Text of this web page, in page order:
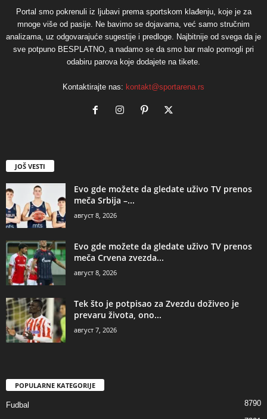
Portal smo pokrenuli iz ljubavi prema sportskom klađenju, koje je za
mnoge više od pasije. Ne bavimo se dojavama, već samo stručnim
analizama, uz odgovarajuće sugestije i predloge. Najbitnije od svega da je
sve potpuno BESPLATNO, a nadamo se da smo bar malo pomogli pri
odabiru parova koje dodajete na tikete.
Kontaktirajte nas: kontakt@sportarena.rs
JOŠ VESTI
Evo gde možete da gledate uživo TV prenos
meča Srbija –...
август 8, 2026
Evo gde možete da gledate uživo TV prenos
meča Crvena zvezda...
август 8, 2026
Tek što je potpisao za Zvezdu doživeo je
prevaru života, ono...
август 7, 2026
POPULARNE KATEGORIJE
Fudbal 8790